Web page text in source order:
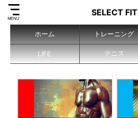
SELECT FIT
ホーム トレーニング
LIFE テニス